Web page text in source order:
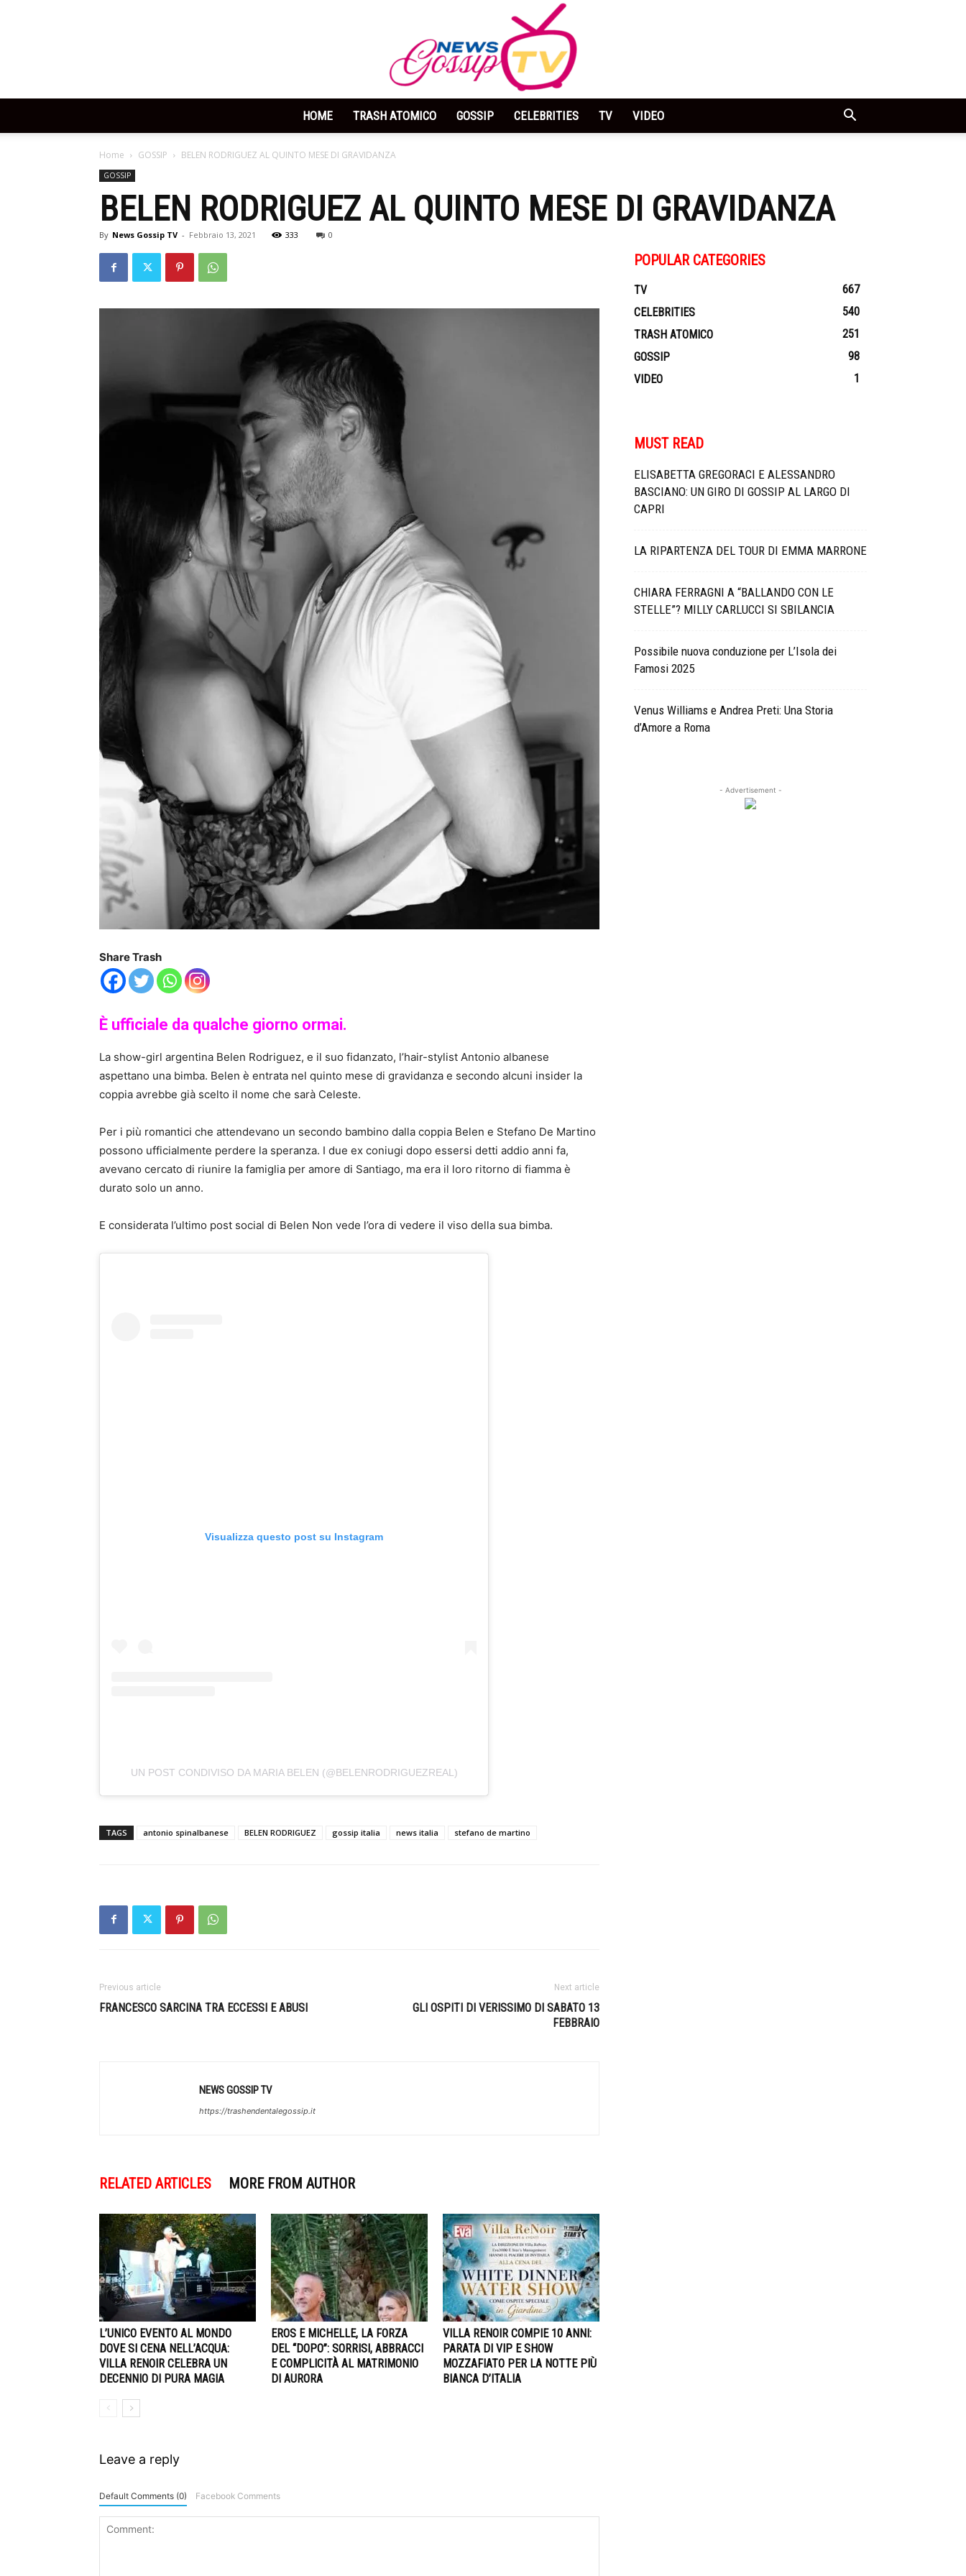
HOME TRASH ATOMICO GOSSIP CELEBRITIES TV VIDEO
Home GOSSIP BELEN RODRIGUEZ AL QUINTO MESE DI GRAVIDANZA
GOSSIP
BELEN RODRIGUEZ AL QUINTO MESE DI GRAVIDANZA
By News Gossip TV - Febbraio 13, 2021 333 0
Share Trash
È ufficiale da qualche giorno ormai.
La show-girl argentina Belen Rodriguez, e il suo fidanzato, l’hair-stylist Antonio albanese
aspettano una bimba. Belen è entrata nel quinto mese di gravidanza e secondo alcuni insider la
coppia avrebbe già scelto il nome che sarà Celeste.
Per i più romantici che attendevano un secondo bambino dalla coppia Belen e Stefano De Martino
possono ufficialmente perdere la speranza. I due ex coniugi dopo essersi detti addio anni fa,
avevano cercato di riunire la famiglia per amore di Santiago, ma era il loro ritorno di fiamma è
durato solo un anno.
E considerata l’ultimo post social di Belen Non vede l’ora di vedere il viso della sua bimba.
Visualizza questo post su Instagram
UN POST CONDIVISO DA MARIA BELEN (@BELENRODRIGUEZREAL)
TAGS antonio spinalbanese BELEN RODRIGUEZ gossip italia news italia stefano de martino
Previous article
FRANCESCO SARCINA TRA ECCESSI E ABUSI
Next article
GLI OSPITI DI VERISSIMO DI SABATO 13
FEBBRAIO
NEWS GOSSIP TV
https://trashendentalegossip.it
RELATED ARTICLES MORE FROM AUTHOR
L’UNICO EVENTO AL MONDO
DOVE SI CENA NELL’ACQUA:
VILLA RENOIR CELEBRA UN
DECENNIO DI PURA MAGIA
EROS E MICHELLE, LA FORZA
DEL “DOPO”: SORRISI, ABBRACCI
E COMPLICITÀ AL MATRIMONIO
DI AURORA
VILLA RENOIR COMPIE 10 ANNI:
PARATA DI VIP E SHOW
MOZZAFIATO PER LA NOTTE PIÙ
BIANCA D’ITALIA
Leave a reply
Default Comments (0) Facebook Comments
POPULAR CATEGORIES
TV
667
CELEBRITIES
540
TRASH ATOMICO
251
GOSSIP
98
VIDEO
1
MUST READ
ELISABETTA GREGORACI E ALESSANDRO
BASCIANO: UN GIRO DI GOSSIP AL LARGO DI
CAPRI
LA RIPARTENZA DEL TOUR DI EMMA MARRONE
CHIARA FERRAGNI A “BALLANDO CON LE
STELLE”? MILLY CARLUCCI SI SBILANCIA
Possibile nuova conduzione per L’Isola dei
Famosi 2025
Venus Williams e Andrea Preti: Una Storia
d’Amore a Roma
- Advertisement -